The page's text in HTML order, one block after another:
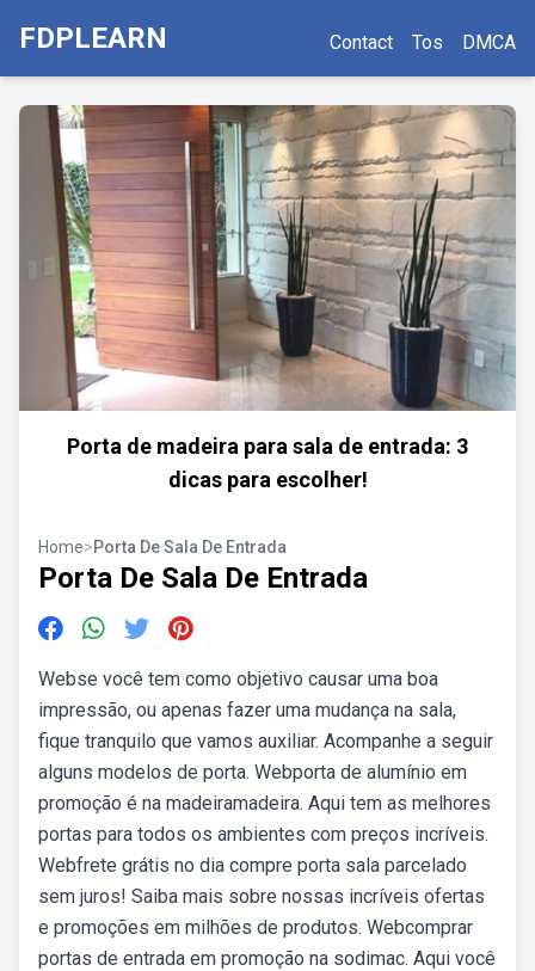
FDPLEARN Contact Tos DMCA
Porta de madeira para sala de entrada: 3
dicas para escolher!
Home>Porta De Sala De Entrada
Porta De Sala De Entrada
Webse você tem como objetivo causar uma boa
impressão, ou apenas fazer uma mudança na sala,
fique tranquilo que vamos auxiliar. Acompanhe a seguir
alguns modelos de porta. Webporta de alumínio em
promoção é na madeiramadeira. Aqui tem as melhores
portas para todos os ambientes com preços incríveis.
Webfrete grátis no dia compre porta sala parcelado
sem juros! Saiba mais sobre nossas incríveis ofertas
e promoções em milhões de produtos. Webcomprar
portas de entrada em promoção na sodimac. Aqui você